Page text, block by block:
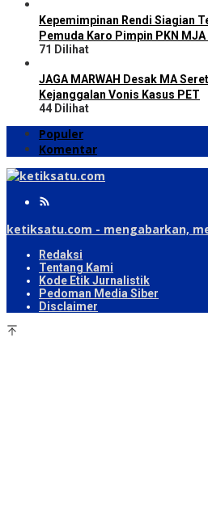
Kepemimpinan Rendi Siagian
Pemuda Karo Pimpin PKN
71 Dilihat
JAGA MARWAH Desak MA
Kejanggalan Vonis Kasus PET
44 Dilihat
Populer
Komentar
ketiksatu.com - mengabarkan,
Redaksi
Tentang Kami
Kode Etik Jurnalistik
Pedoman Media Siber
Disclaimer